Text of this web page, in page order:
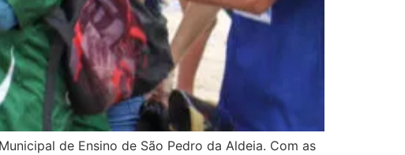
de Ensino de São Pedro da Aldeia. Com as